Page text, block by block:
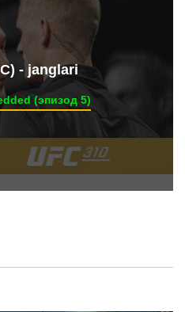
- janglari
(эпизод 5)